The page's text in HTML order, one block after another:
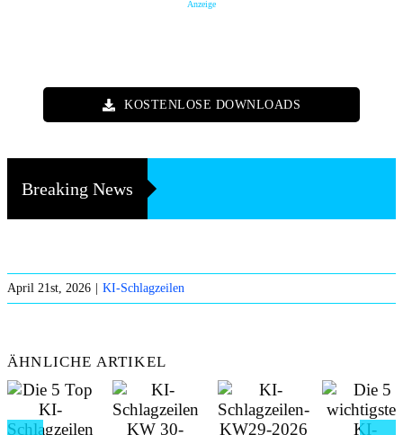
Anzeige
KOSTENLOSE DOWNLOADS
Breaking News
April 21st, 2026 KI-Schlagzeilen
ÄHNLICHE ARTIKEL